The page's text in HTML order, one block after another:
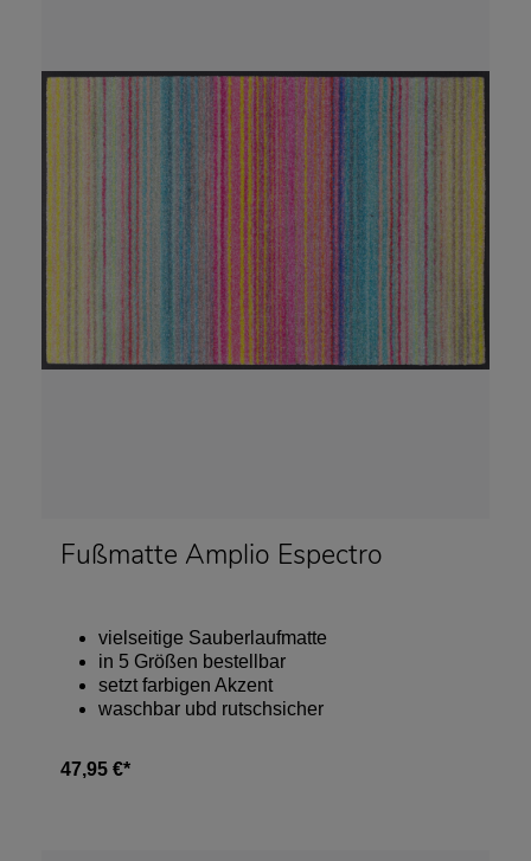
Fußmatte Amplio Espectro
vielseitige Sauberlaufmatte
in 5 Größen bestellbar
setzt farbigen Akzent
waschbar ubd rutschsicher
47,95 €*